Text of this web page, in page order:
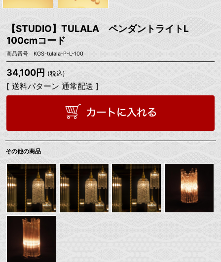
【STUDIO】TULALA ペンダントライトL
100cmコード
商品番号 KGS-tulala-P-L-100
34,100円 (税込)
[ 送料パターン 通常配送 ]
その他の商品